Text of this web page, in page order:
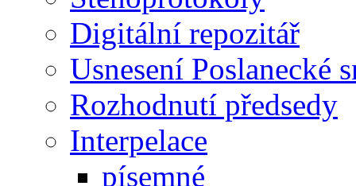
Digitální repozitář
Usnesení Poslanecké
Rozhodnutí předsedy
Interpelace
písemné